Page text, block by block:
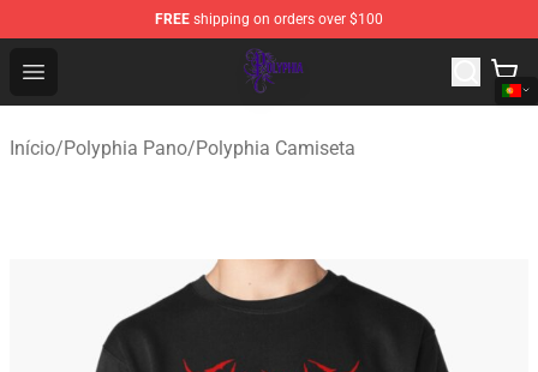
FREE shipping on orders over $100
Open menu
Polyphia Shop - Official Polyphia Merchandise Store
Início/Polyphia Pano/Polyphia Camiseta